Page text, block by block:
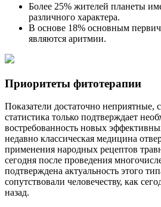
Более 25% жителей планеты
различного характера.
В основе 18% основным
являются аритмии.
Приоритеты фитотерапии
Показатели достаточно неприятные,
статистика только подтверждает
востребованность новых
недавно классическая медицина
применения народных рецептов
сегодня после проведения
подтверждена актуальность этого
сопутствовали человечеству, как
назад.